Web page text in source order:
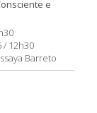
e
/ 12h30
Barreto